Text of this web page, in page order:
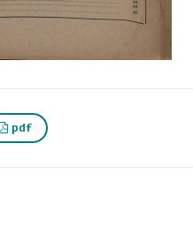
pdf